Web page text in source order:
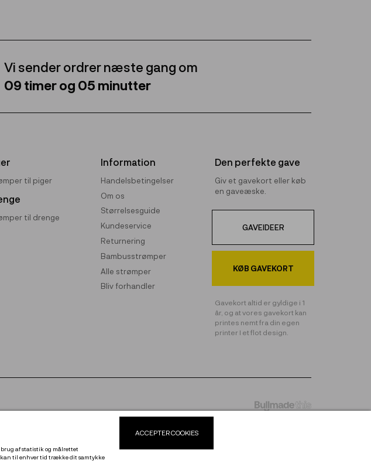
Vi sender ordrer næste gang om
09 timer og 05 minutter
til piger
til drenge
Information
Handelsbetingelser
Om os
Størrelsesguide
Kundeservice
Returnering
Bambusstrømper
Alle strømper
Bliv forhandler
Den perfekte gave
Giv et gavekort eller køb
en gaveæske.
GAVEIDEER
KØB GAVEKORT
Gavekort altid er gyldige i 1
år, og at vores gavekort kan
printes nemt fra din egen
printer I et flot design.
brug af statistik og målrettet
kan til enhver tid trække dit samtykke
ACCEPTER COOKIES